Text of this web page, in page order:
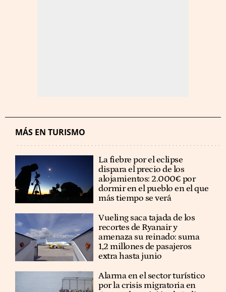
MÁS EN TURISMO
La fiebre por el eclipse
dispara el precio de los
alojamientos: 2.000€ por
dormir en el pueblo en el que
más tiempo se verá
Vueling saca tajada de los
recortes de Ryanair y
amenaza su reinado: suma
1,2 millones de pasajeros
extra hasta junio
Alarma en el sector turístico
por la crisis migratoria en